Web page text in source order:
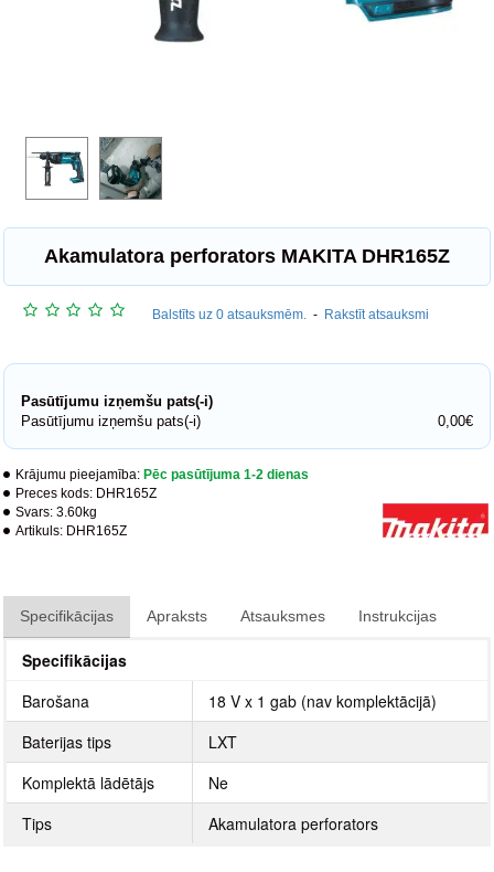
Akamulatora perforators MAKITA DHR165Z
Krājumu pieejamība: Pēc pasūtījuma 1-2 dienas
Preces kods: DHR165Z
Svars: 3.60kg
Artikuls: DHR165Z
Balstīts uz 0 atsauksmēm. - Rakstīt atsauksmi
Pasūtījumu izņemšu pats(-i)
Pasūtījumu izņemšu pats(-i)
0,00€
Specifikācijas Apraksts Atsauksmes Instrukcijas
Specifikācijas
Barošana
18 V x 1 gab (nav komplektācijā)
Baterijas tips
LXT
Komplektā lādētājs
Ne
Tips
Akamulatora perforators